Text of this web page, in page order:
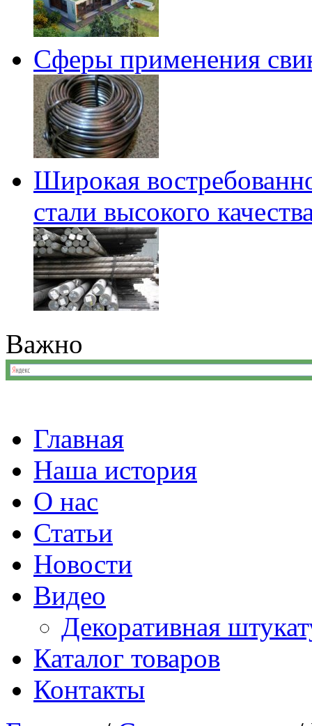
Сферы применения
Широкая
стали высокого
Важно
Главная
Наша история
О нас
Статьи
Новости
Видео
Декоративная
Каталог товаров
Контакты